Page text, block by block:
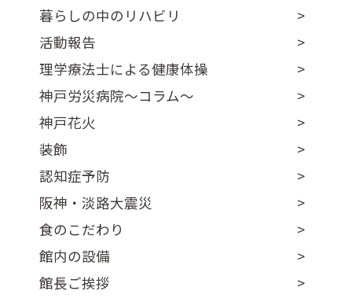
暮らしの中のリハビリ
活動報告
理学療法士による健康体操
神戸労災病院～コラム～
神戸花火
装飾
認知症予防
阪神・淡路大震災
食のこだわり
館内の設備
館長ご挨拶